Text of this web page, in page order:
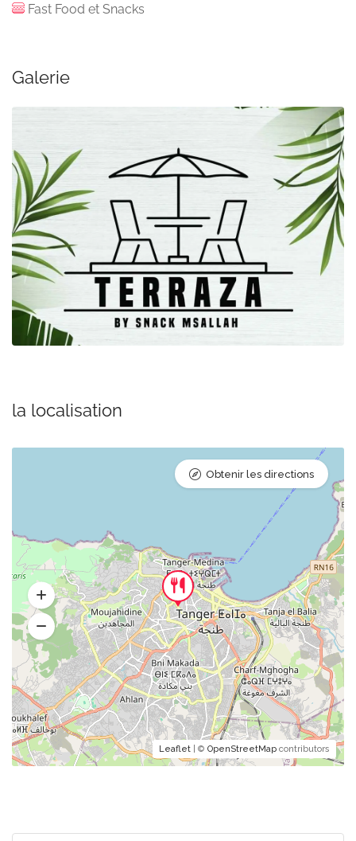
Fast Food et Snacks
Galerie
la localisation
Leaflet | © OpenStreetMap contributors
Obtenir les directions